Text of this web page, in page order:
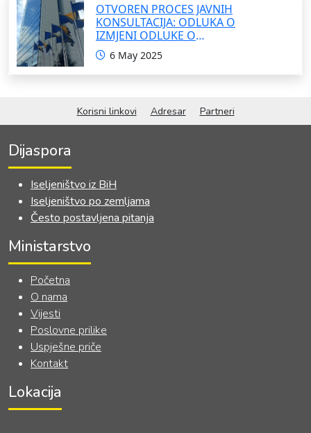
OTVOREN PROCES JAVNIH
KONSULTACIJA: ODLUKA O
IZMJENI ODLUKE O
FORMIRANJU INTERRESORNE
RADNE GRUPE ZA IZRADU
OKVIRNOG ZAKONA O
HERCEGOVINE
6 May 2025
Korisni linkovi Adresar Partneri
Dijaspora
Iseljeništvo iz BiH
Iseljeništvo po zemljama
Često postavljena pitanja
Ministarstvo
Početna
O nama
Vijesti
Poslovne prilike
Uspješne priče
Kontakt
Lokacija